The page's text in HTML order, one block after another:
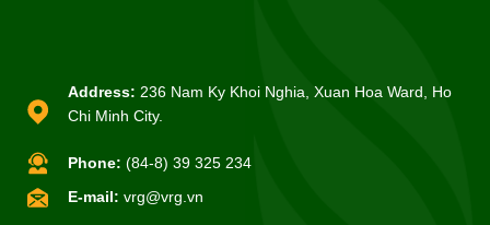
Address: 236 Nam Ky Khoi Nghia, Xuan Hoa Ward, Ho
Chi Minh City.
Phone: (84-8) 39 325 234
E-mail: vrg@vrg.vn